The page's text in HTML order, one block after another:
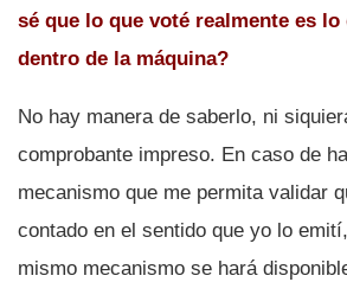
sé que lo que voté realmente es
dentro de la máquina?
No hay manera de saberlo, ni
comprobante impreso. En caso de
mecanismo que me permita validar
contado en el sentido que yo lo
mismo mecanismo se hará